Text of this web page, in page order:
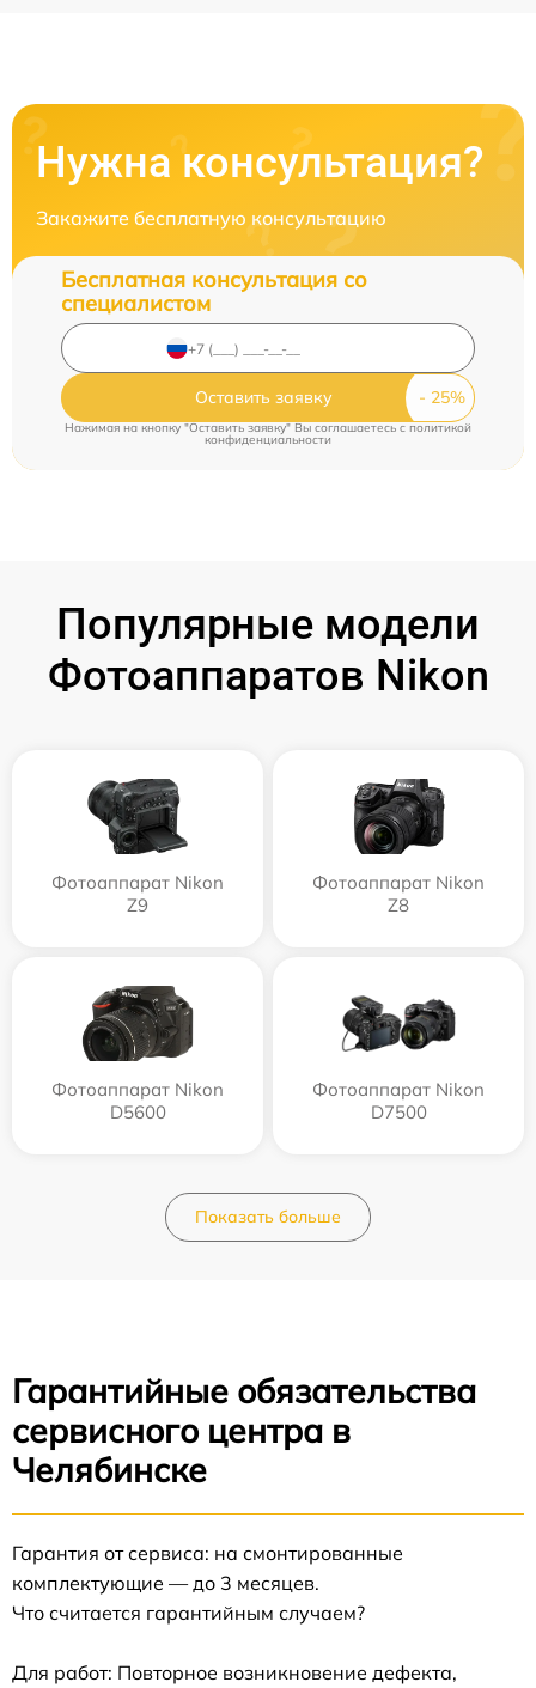
Нужна консультация?
Закажите бесплатную консультацию
Бесплатная консультация со
специалистом
Оставить заявку
Нажимая на кнопку "Оставить заявку" Вы соглашаетесь c политикой
конфиденциальности
Популярные модели
Фотоаппаратов Nikon
Фотоаппарат Nikon
Z9
Фотоаппарат Nikon
Z8
Фотоаппарат Nikon
D5600
Фотоаппарат Nikon
D7500
Показать больше
Гарантийные обязательства
сервисного центра в
Челябинске
Гарантия от сервиса: на смонтированные
комплектующие — до 3 месяцев.
Что считается гарантийным случаем?
Для работ: Повторное возникновение дефекта,